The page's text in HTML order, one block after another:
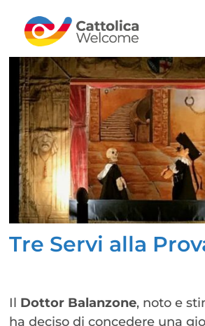
Tre Servi alla
Il Dottor Balanzone, noto e
ha deciso di concedere una